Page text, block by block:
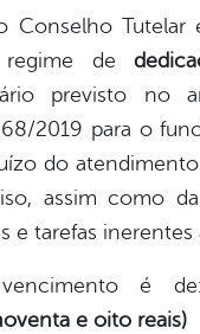
Conselho Tutelar
regime de
previsto no
2019 para o
do
assim como
e tarefas inerentes
é de:
e oito reais)